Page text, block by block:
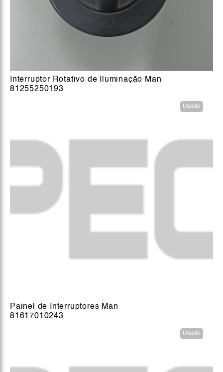
Interruptor Rotativo de Iluminação Man
81255250193
Usado
Painel de Interruptores Man
81617010243
Usado